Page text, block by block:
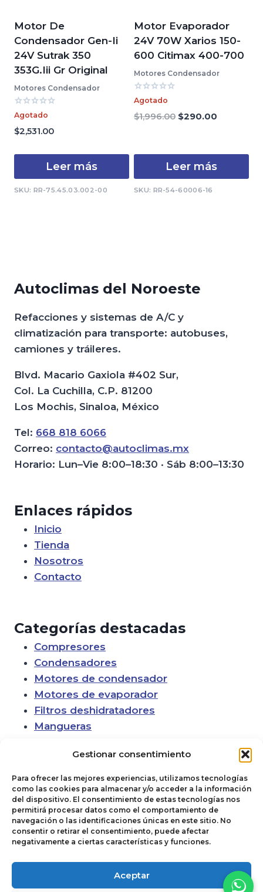
Gestionar consentimiento
Para ofrecer las mejores experiencias, utilizamos tecnologías
como las cookies para almacenar y/o acceder a la información
del dispositivo. El consentimiento de estas tecnologías nos
permitirá procesar datos como el comportamiento de
navegación o las identificaciones únicas en este sitio. No
consentir o retirar el consentimiento, puede afectar
negativamente a ciertas características y funciones.
Aceptar
Motor De
Condensador Gen-Ii
24V Sutrak 350
353G.Iii Gr Original
Motores Condensador
Valorado
con
0
de
Agotado
$2,531.00
Leer más
SKU: RR-75.45.03.002-00
Motor Evaporador
24V 70W Xarios 150-
600 Citimax 400-700
Motores Condensador
Valorado
con
0
de
Agotado
$1,996.00 El
era:
$1,996.00.
$290.00
es:
$290.00.
Leer más
SKU: RR-54-60006-16
Autoclimas del Noroeste
Refacciones y sistemas de A/C y
climatización para transporte: autobuses,
camiones y tráileres.
Blvd. Macario Gaxiola #402 Sur,
Col. La Cuchilla, C.P. 81200
Los Mochis, Sinaloa, México
Tel: 668 818 6066
Correo: contacto@autoclimas.mx
Horario: Lun–Vie 8:00–18:30 · Sáb 8:00–13:30
Enlaces rápidos
Inicio
Tienda
Nosotros
Contacto
Categorías destacadas
Compresores
Condensadores
Motores de condensador
Motores de evaporador
Filtros deshidratadores
Mangueras
Autoclimas del
Política de cookies
Términos y